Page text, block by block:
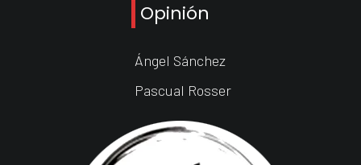
Opinión
Ángel Sánchez
Pascual Rosser